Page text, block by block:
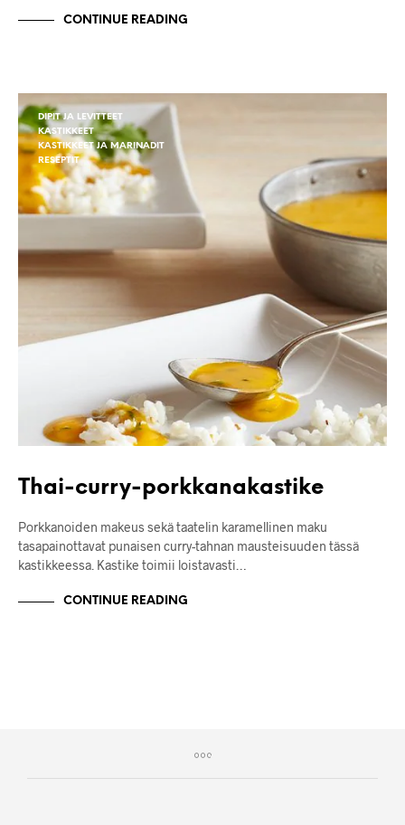
CONTINUE READING
DIPIT JA LEVITTEET
KASTIKKEET
KASTIKKEET JA MARINADIT
RESEPTIT
Thai-curry-porkkanakastike
Porkkanoiden makeus sekä taatelin karamellinen maku
tasapainottavat punaisen curry-tahnan mausteisuuden tässä
kastikkeessa. Kastike toimii loistavasti…
CONTINUE READING